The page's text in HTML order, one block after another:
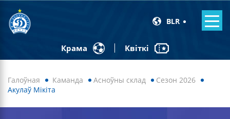
BLR
Крама Квіткі
Галоўная Каманда Асноўны склад
Сезон 2026
Акулаў Мікіта